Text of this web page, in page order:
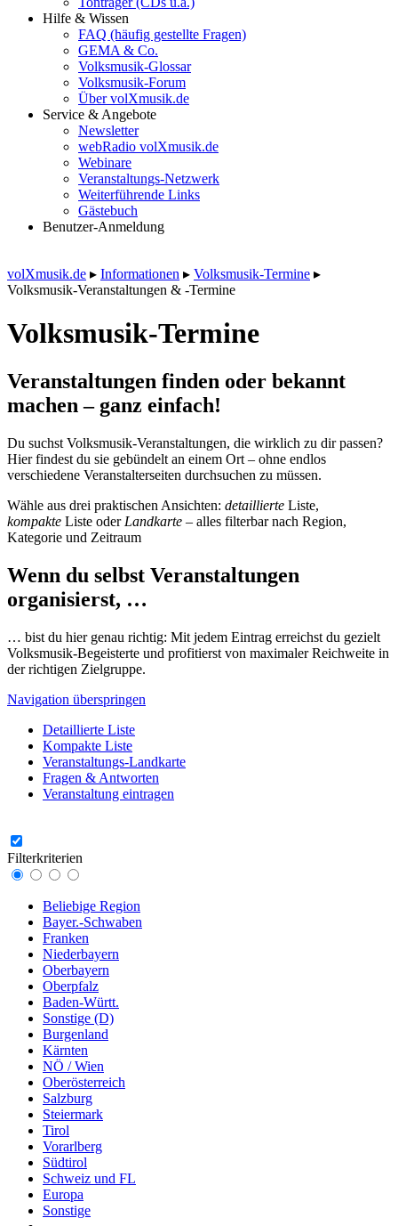
Hilfe & Wissen
FAQ (häufig gestellte Fragen)
GEMA & Co.
Volksmusik-Glossar
Volksmusik-Forum
Über volXmusik.de
Service & Angebote
Newsletter
webRadio volXmusik.de
Webinare
Veranstaltungs-Netzwerk
Weiterführende Links
Gästebuch
Benutzer-Anmeldung
volXmusik.de ▸ Informationen ▸ Volksmusik-Termine ▸
Volksmusik-Veranstaltungen & -Termine
Volksmusik-Termine
Veranstaltungen finden oder bekannt
machen – ganz einfach!
Du suchst Volksmusik-Veranstaltungen, die wirklich zu dir passen?
Hier findest du sie gebündelt an einem Ort – ohne endlos
verschiedene Veranstalterseiten durchsuchen zu müssen.
Wähle aus drei praktischen Ansichten: detaillierte Liste,
kompakte Liste oder Landkarte – alles filterbar nach Region,
Kategorie und Zeitraum
Wenn du selbst Veranstaltungen
organisierst, …
… bist du hier genau richtig: Mit jedem Eintrag erreichst du gezielt
Volksmusik-Begeisterte und profitierst von maximaler Reichweite in
der richtigen Zielgruppe.
Navigation überspringen
Detaillierte Liste
Kompakte Liste
Veranstaltungs-Landkarte
Fragen & Antworten
Veranstaltung eintragen
Filterkriterien
Beliebige Region
Bayer.-Schwaben
Franken
Niederbayern
Oberbayern
Oberpfalz
Baden-Württ.
Sonstige (D)
Burgenland
Kärnten
NÖ / Wien
Oberösterreich
Salzburg
Steiermark
Tirol
Vorarlberg
Südtirol
Schweiz und FL
Europa
Sonstige